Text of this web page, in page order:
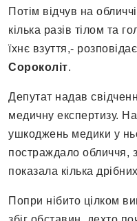
Потім відчув на
кілька разів тілом та
їхнє взуття,-
Сороколіт.
Депутат надав
медичну експертизу.
ушкоджень медики у
постраждало обличчя,
показала кілька
Попри нібито цілком